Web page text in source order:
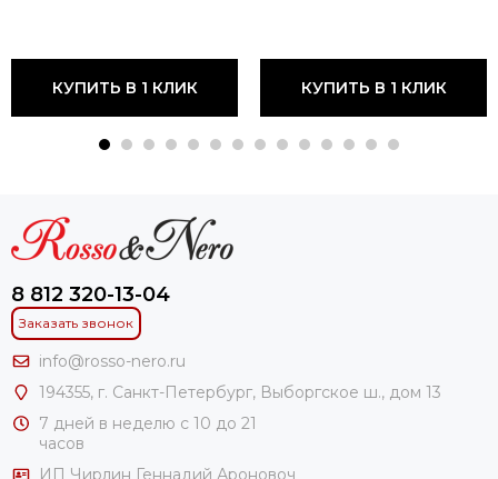
КУПИТЬ В 1 КЛИК КУПИТЬ В 1 КЛИК
8 812 320-13-04
Заказать звонок
info@rosso-nero.ru
194355, г. Санкт-Петербург, Выборгское ш., дом 13
7 дней в неделю с 10 до 21
часов
ИП Чирлин Геннадий Ароновоч